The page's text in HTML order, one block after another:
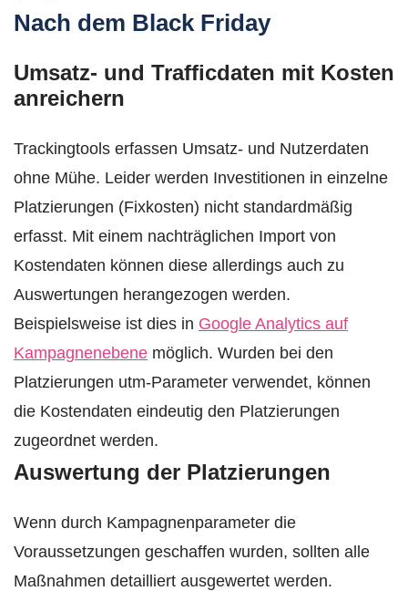
Nach dem Black Friday
Umsatz- und Trafficdaten mit Kosten
anreichern
Trackingtools erfassen Umsatz- und Nutzerdaten
ohne Mühe. Leider werden Investitionen in einzelne
Platzierungen (Fixkosten) nicht standardmäßig
erfasst. Mit einem nachträglichen Import von
Kostendaten können diese allerdings auch zu
Auswertungen herangezogen werden.
Beispielsweise ist dies in Google Analytics auf
Kampagnenebene möglich. Wurden bei den
Platzierungen utm-Parameter verwendet, können
die Kostendaten eindeutig den Platzierungen
zugeordnet werden.
Auswertung der Platzierungen
Wenn durch Kampagnenparameter die
Voraussetzungen geschaffen wurden, sollten alle
Maßnahmen detailliert ausgewertet werden.